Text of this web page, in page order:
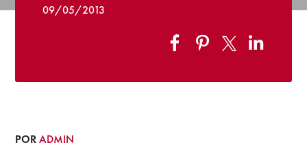
09/05/2013
PORADMIN